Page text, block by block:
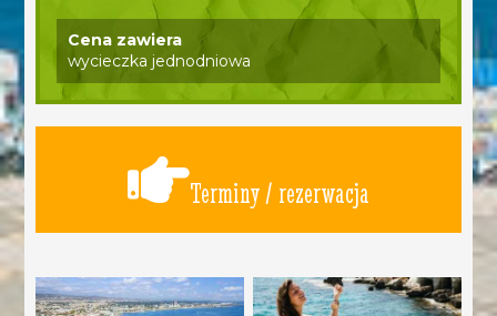
Cena zawiera
wycieczka jednodniowa
Terminy / rezerwacja